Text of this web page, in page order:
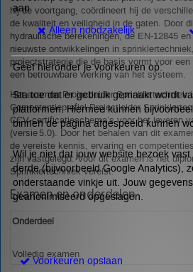
hij de voortgang, coördineert hij de
de kwaliteit en veiligheid in de gaten. Door
hydraulische berekeningen, de EN‑12845
nieuwste ontwikkelingen in
projectstrategie die de basis vormt voor
een betrouwbare werking van het systeem.
Het examen Projectleider Sprinklertechniek
Competentieprofiel Projectleider
CCV‑certificatieschema’s voor het leveren
(versie 5.0). Door het behalen van dit
de vereiste kennis, ervaring en
zijn vastgelegd. Voor dit examen is het
Sprinklertechniek vereist.
Examen en onderdelen
Onderdeel
Volledig examen
aan
Alleen noodzakelijk
Geef hieronder je voorkeuren op:
Sta toe dat er gebruik gemaakt wordt
platformen. Hiermee kunnen
binnen de pagina afgespeeld kunnen
Wil je niet dat jouw website bezoek
derde (bijvoorbeeld Google Analytics),
onderstaande vinkje uit. Jouw
geanonimiseerd opgeslagen.
Voorkeuren opslaan